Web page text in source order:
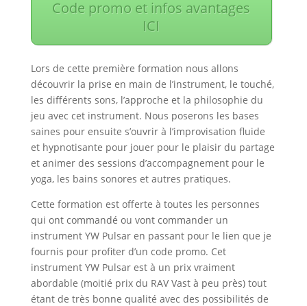
Code promo et infos avantages
ICI
Lors de cette première formation nous allons
découvrir la prise en main de l’instrument, le touché,
les différents sons, l’approche et la philosophie du
jeu avec cet instrument. Nous poserons les bases
saines pour ensuite s’ouvrir à l’improvisation fluide
et hypnotisante pour jouer pour le plaisir du partage
et animer des sessions d’accompagnement pour le
yoga, les bains sonores et autres pratiques.
Cette formation est offerte à toutes les personnes
qui ont commandé ou vont commander un
instrument YW Pulsar en passant pour le lien que je
fournis pour profiter d’un code promo. Cet
instrument YW Pulsar est à un prix vraiment
abordable (moitié prix du RAV Vast à peu près) tout
étant de très bonne qualité avec des possibilités de